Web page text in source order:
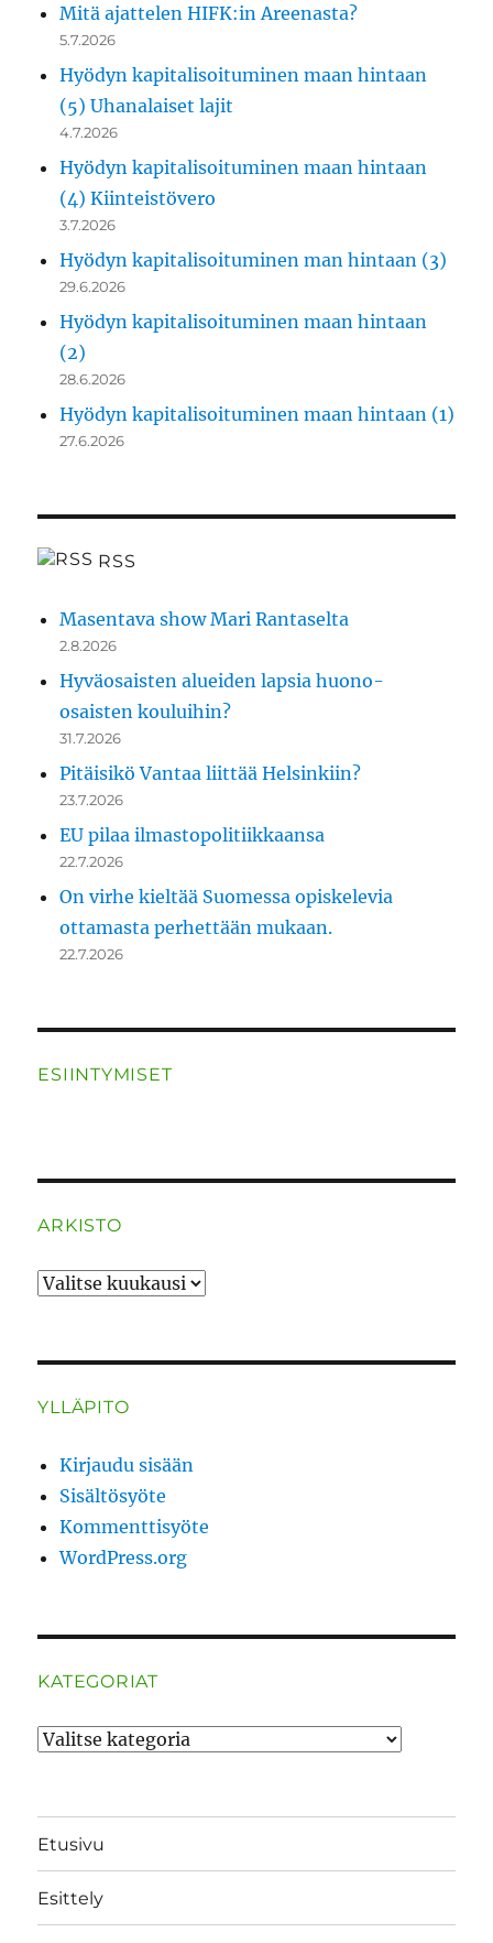
Mitä ajattelen HIFK:in Areenasta?
5.7.2026
Hyödyn kapitalisoituminen maan hintaan
(5) Uhanalaiset lajit
4.7.2026
Hyödyn kapitalisoituminen maan hintaan
(4) Kiinteistövero
3.7.2026
Hyödyn kapitalisoituminen man hintaan (3)
29.6.2026
Hyödyn kapitalisoituminen maan hintaan
(2)
28.6.2026
Hyödyn kapitalisoituminen maan hintaan (1)
27.6.2026
RSS
Masentava show Mari Rantaselta
2.8.2026
Hyväosaisten alueiden lapsia huono-
osaisten kouluihin?
31.7.2026
Pitäisikö Vantaa liittää Helsinkiin?
23.7.2026
EU pilaa ilmastopolitiikkaansa
22.7.2026
On virhe kieltää Suomessa opiskelevia
ottamasta perhettään mukaan.
22.7.2026
ESIINTYMISET
ARKISTO
ARKISTO
YLLÄPITO
Kirjaudu sisään
Sisältösyöte
Kommenttisyöte
WordPress.org
KATEGORIAT
Kategoriat
Etusivu
Esittely